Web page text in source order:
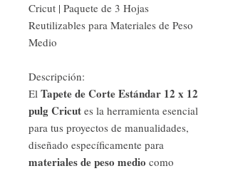
Cricut | Paquete de 3 Hojas
Reutilizables para Materiales de Peso
Medio
Descripción:
El Tapete de Corte Estándar 12 x 12
pulg Cricut es la herramienta esencial
para tus proyectos de manualidades,
diseñado específicamente para
materiales de peso medio como